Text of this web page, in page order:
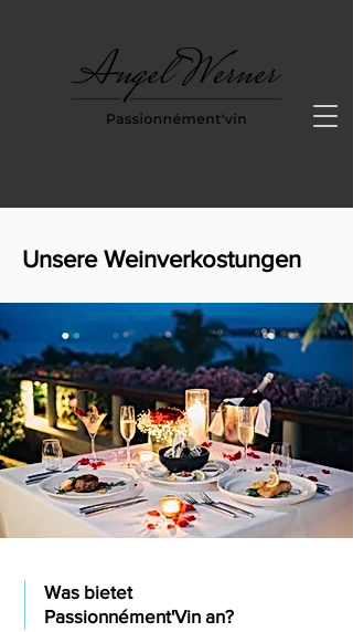
Unsere Weinverkostungen
Was bietet
Passionnément'Vin an?